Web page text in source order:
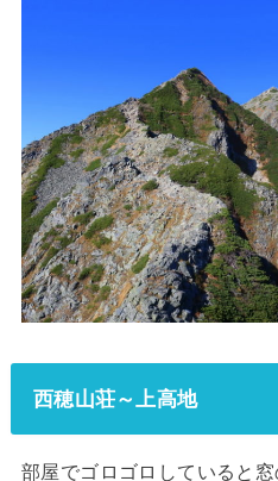
西穂山荘～上高地
部屋でゴロゴロしていると